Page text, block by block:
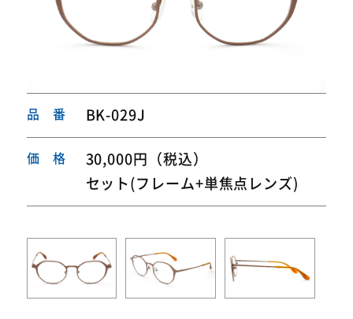
品 番 BK-029J
価 格
30,000円（税込）
セット(フレーム+単焦点レンズ)